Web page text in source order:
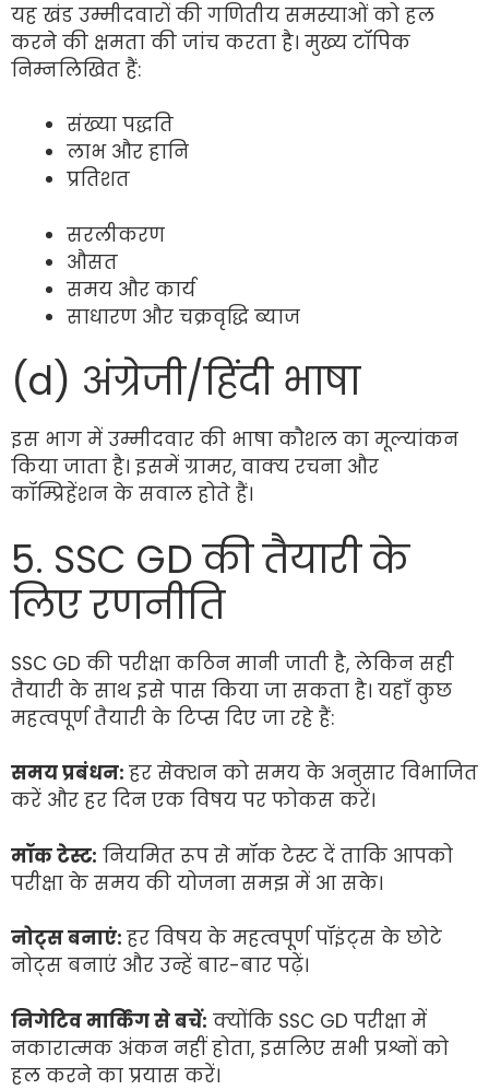
यह खंड उम्मीदवारों की गणितीय समस्याओं को हल
करने की क्षमता की जांच करता है। मुख्य टॉपिक
निम्नलिखित हैं:
संख्या पद्धति
लाभ और हानि
प्रतिशत
सरलीकरण
औसत
समय और कार्य
साधारण और चक्रवृद्धि ब्याज
(d) अंग्रेजी/हिंदी भाषा
इस भाग में उम्मीदवार की भाषा कौशल का मूल्यांकन
किया जाता है। इसमें ग्रामर, वाक्य रचना और
कॉम्प्रिहेंशन के सवाल होते हैं।
5. SSC GD की तैयारी के
लिए रणनीति
SSC GD की परीक्षा कठिन मानी जाती है, लेकिन सही
तैयारी के साथ इसे पास किया जा सकता है। यहाँ कुछ
महत्वपूर्ण तैयारी के टिप्स दिए जा रहे हैं:
समय प्रबंधन: हर सेक्शन को समय के अनुसार विभाजित
करें और हर दिन एक विषय पर फोकस करें।
मॉक टेस्ट: नियमित रूप से मॉक टेस्ट दें ताकि आपको
परीक्षा के समय की योजना समझ में आ सके।
नोट्स बनाएं: हर विषय के महत्वपूर्ण पॉइंट्स के छोटे
नोट्स बनाएं और उन्हें बार-बार पढ़ें।
निगेटिव मार्किंग से बचें: क्योंकि SSC GD परीक्षा में
नकारात्मक अंकन नहीं होता, इसलिए सभी प्रश्नों को
हल करने का प्रयास करें।